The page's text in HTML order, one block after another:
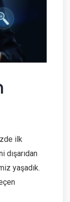
ilk
dışarıdan
yaşadık.